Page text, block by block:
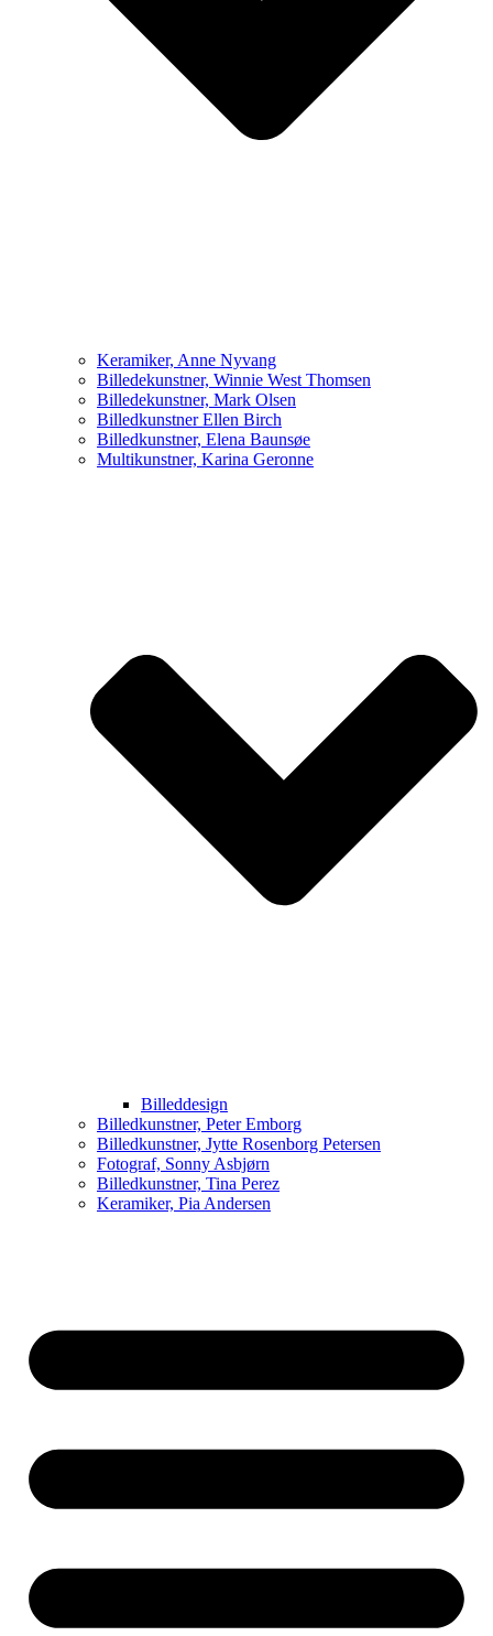
Keramiker, Anne Nyvang
Billedekunstner, Winnie West Thomsen
Billedekunstner, Mark Olsen
Billedkunstner Ellen Birch
Billedkunstner, Elena Baunsøe
Multikunstner, Karina Geronne
Billeddesign
Billedkunstner, Peter Emborg
Billedkunstner, Jytte Rosenborg Petersen
Fotograf, Sonny Asbjørn
Billedkunstner, Tina Perez
Keramiker, Pia Andersen